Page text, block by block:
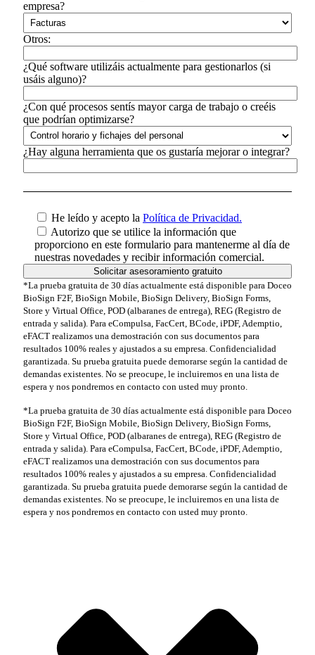
empresa?
Otros:
¿Qué software utilizáis actualmente para gestionarlos (si
usáis alguno)?
¿Con qué procesos sentís mayor carga de trabajo o creéis
que podrían optimizarse?
¿Hay alguna herramienta que os gustaría mejorar o integrar?
He leído y acepto la Política de Privacidad.
Autorizo que se utilice la información que
proporciono en este formulario para mantenerme al día de
nuestras novedades y recibir información comercial.
*La prueba gratuita de 30 días actualmente está disponible para Doceo
BioSign F2F, BioSign Mobile, BioSign Delivery, BioSign Forms,
Store y Virtual Office, POD (albaranes de entrega), REG (Registro de
entrada y salida). Para eCompulsa, FacCert, BCode, iPDF, Ademptio,
eFACT realizamos una demostración con sus documentos para
resultados 100% reales y ajustados a su empresa. Confidencialidad
garantizada. Su prueba gratuita puede demorarse según la cantidad de
demandas existentes. No se preocupe, le incluiremos en una lista de
espera y nos pondremos en contacto con usted muy pronto.
*La prueba gratuita de 30 días actualmente está disponible para Doceo
BioSign F2F, BioSign Mobile, BioSign Delivery, BioSign Forms,
Store y Virtual Office, POD (albaranes de entrega), REG (Registro de
entrada y salida). Para eCompulsa, FacCert, BCode, iPDF, Ademptio,
eFACT realizamos una demostración con sus documentos para
resultados 100% reales y ajustados a su empresa. Confidencialidad
garantizada. Su prueba gratuita puede demorarse según la cantidad de
demandas existentes. No se preocupe, le incluiremos en una lista de
espera y nos pondremos en contacto con usted muy pronto.